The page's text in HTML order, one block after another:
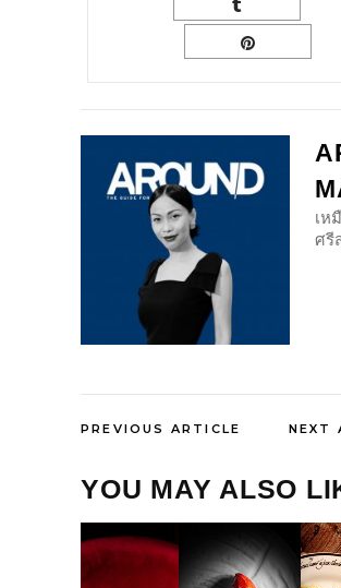
เห
ศรี
PREVIOUS ARTICLE NEXT
YOU MAY ALSO